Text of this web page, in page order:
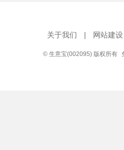
关于我们 | 网站建设
© 生意宝(002095) 版权所有